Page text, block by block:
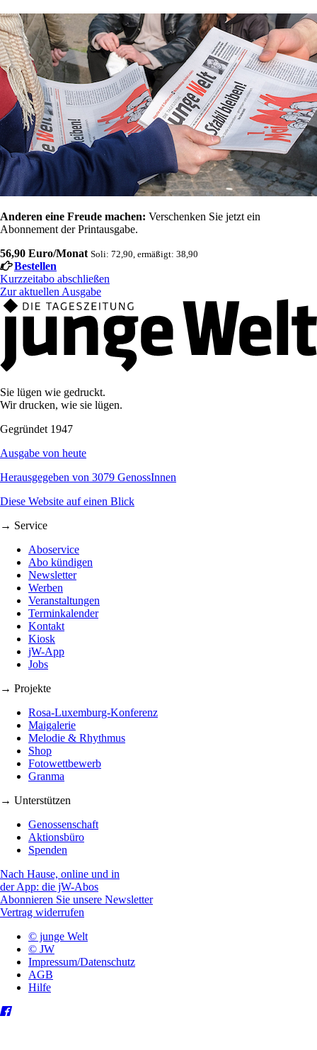
Anderen eine Freude machen: Verschenken Sie jetzt ein
Abonnement der Printausgabe.
56,90 Euro/Monat Soli: 72,90, ermäßigt: 38,90
Bestellen
Kurzzeitabo abschließen
Zur aktuellen Ausgabe
Sie lügen wie gedruckt.
Wir drucken, wie sie lügen.
Gegründet 1947
Ausgabe von heute
Herausgegeben von 3079 GenossInnen
Diese Website auf einen Blick
→ Service
Aboservice
Abo kündigen
Newsletter
Werben
Veranstaltungen
Terminkalender
Kontakt
Kiosk
jW-App
Jobs
→ Projekte
Rosa-Luxemburg-Konferenz
Maigalerie
Melodie & Rhythmus
Shop
Fotowettbewerb
Granma
→ Unterstützen
Genossenschaft
Aktionsbüro
Spenden
Nach Hause, online und in
der App: die jW-Abos
Abonnieren Sie unsere Newsletter
Vertrag widerrufen
© junge Welt
© JW
Impressum/Datenschutz
AGB
Hilfe